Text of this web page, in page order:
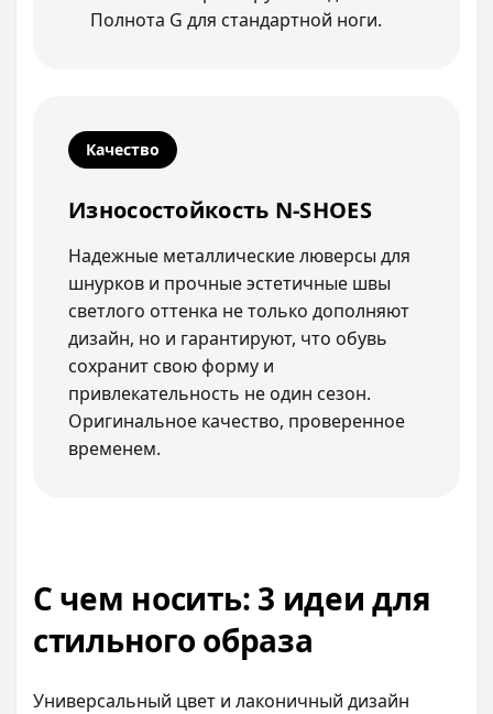
Полнота G для стандартной ноги.
Качество
Износостойкость N-SHOES
Надежные металлические люверсы для
шнурков и прочные эстетичные швы
светлого оттенка не только дополняют
дизайн, но и гарантируют, что обувь
сохранит свою форму и
привлекательность не один сезон.
Оригинальное качество, проверенное
временем.
С чем носить: 3 идеи для
стильного образа
Универсальный цвет и лаконичный дизайн